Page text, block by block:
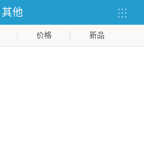
其他
价格 新品